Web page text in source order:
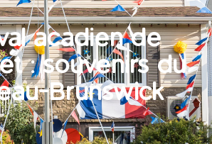
acadien de
: souvenirs du
Brunswick